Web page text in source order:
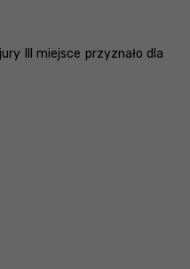
III miejsce przyznało dla